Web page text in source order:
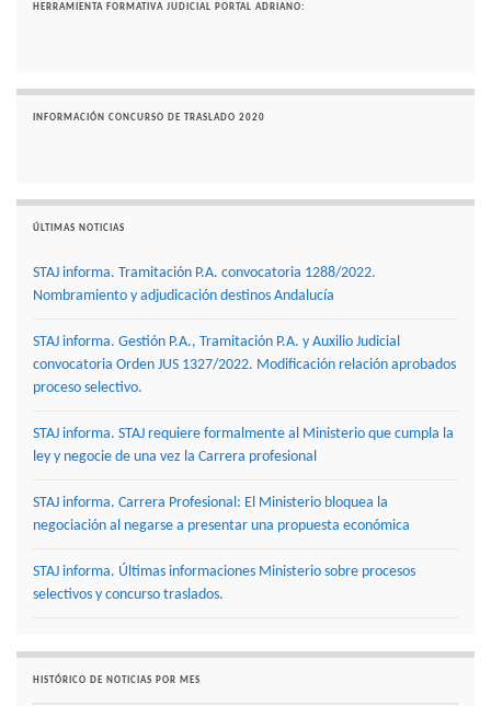
HERRAMIENTA FORMATIVA JUDICIAL PORTAL ADRIANO:
INFORMACIÓN CONCURSO DE TRASLADO 2020
ÚLTIMAS NOTICIAS
STAJ informa. Tramitación P.A. convocatoria 1288/2022.
Nombramiento y adjudicación destinos Andalucía
STAJ informa. Gestión P.A., Tramitación P.A. y Auxilio Judicial
convocatoria Orden JUS 1327/2022. Modificación relación aprobados
proceso selectivo.
STAJ informa. STAJ requiere formalmente al Ministerio que cumpla la
ley y negocie de una vez la Carrera profesional
STAJ informa. Carrera Profesional: El Ministerio bloquea la
negociación al negarse a presentar una propuesta económica
STAJ informa. Últimas informaciones Ministerio sobre procesos
selectivos y concurso traslados.
HISTÓRICO DE NOTICIAS POR MES